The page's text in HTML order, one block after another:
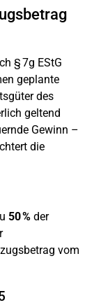
§ 7g EStG
geplante
des
geltend
Gewinn –
die
50 % der
vom